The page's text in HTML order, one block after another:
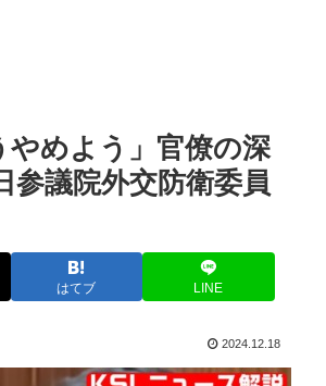
やめよう」官僚の深
参議院外交防衛委員
はてブ LINE
2024.12.18